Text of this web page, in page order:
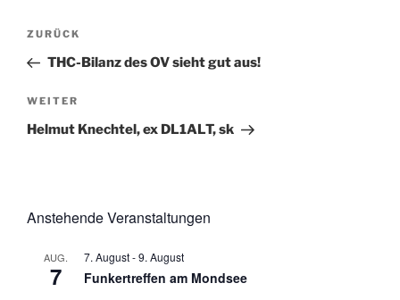
Beitragsnavigation
Vorheriger
Beitrag
ZURÜCK
THC-Bilanz des OV sieht gut aus!
Nächster
Beitrag
WEITER
Helmut Knechtel, ex DL1ALT, sk
Anstehende Veranstaltungen
AUG.
7
7. August-9. August
Funkertreffen am Mondsee